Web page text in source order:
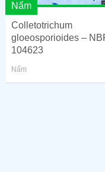
Nấm
Colletotrichum
gloeosporioides –
104623
Nấm